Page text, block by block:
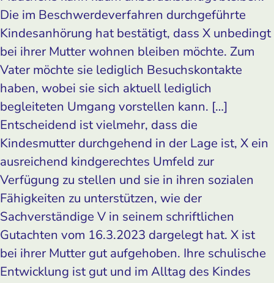
Die im Beschwerdeverfahren durchgeführte
Kindesanhörung hat bestätigt, dass X unbedingt
bei ihrer Mutter wohnen bleiben möchte. Zum
Vater möchte sie lediglich Besuchskontakte
haben, wobei sie sich aktuell lediglich
begleiteten Umgang vorstellen kann. […]
Entscheidend ist vielmehr, dass die
Kindesmutter durchgehend in der Lage ist, X ein
ausreichend kindgerechtes Umfeld zur
Verfügung zu stellen und sie in ihren sozialen
Fähigkeiten zu unterstützen, wie der
Sachverständige V in seinem schriftlichen
Gutachten vom 16.3.2023 dargelegt hat. X ist
bei ihrer Mutter gut aufgehoben. Ihre schulische
Entwicklung ist gut und im Alltag des Kindes